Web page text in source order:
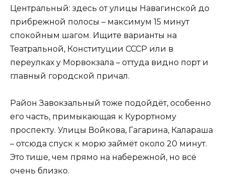
Центральный: здесь от улицы Навагинской до
прибрежной полосы – максимум 15 минут
спокойным шагом. Ищите варианты на
Театральной, Конституции СССР или в
переулках у Морвокзала – оттуда видно порт и
главный городской причал.
Район Завокзальный тоже подойдёт, особенно
его часть, примыкающая к Курортному
проспекту. Улицы Войкова, Гагарина, Калараша
– отсюда спуск к морю займёт около 20 минут.
Это тише, чем прямо на набережной, но всё
очень близко.